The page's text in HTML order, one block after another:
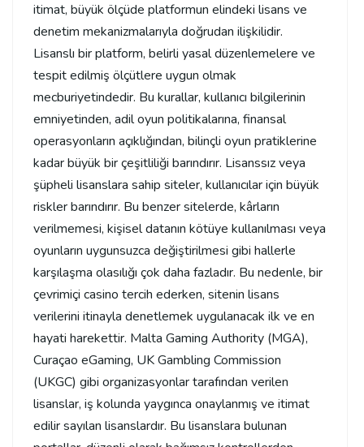
itimat, büyük ölçüde platformun elindeki lisans ve
denetim mekanizmalarıyla doğrudan ilişkilidir.
Lisanslı bir platform, belirli yasal düzenlemelere ve
tespit edilmiş ölçütlere uygun olmak
mecburiyetindedir. Bu kurallar, kullanıcı bilgilerinin
emniyetinden, adil oyun politikalarına, finansal
operasyonların açıklığından, bilinçli oyun pratiklerine
kadar büyük bir çeşitliliği barındırır. Lisanssız veya
şüpheli lisanslara sahip siteler, kullanıcılar için büyük
riskler barındırır. Bu benzer sitelerde, kârların
verilmemesi, kişisel datanın kötüye kullanılması veya
oyunların uygunsuzca değiştirilmesi gibi hallerle
karşılaşma olasılığı çok daha fazladır. Bu nedenle, bir
çevrimiçi casino tercih ederken, sitenin lisans
verilerini itinayla denetlemek uygulanacak ilk ve en
hayati harekettir. Malta Gaming Authority (MGA),
Curaçao eGaming, UK Gambling Commission
(UKGC) gibi organizasyonlar tarafından verilen
lisanslar, iş kolunda yaygınca onaylanmış ve itimat
edilir sayılan lisanslardır. Bu lisanslara bulunan